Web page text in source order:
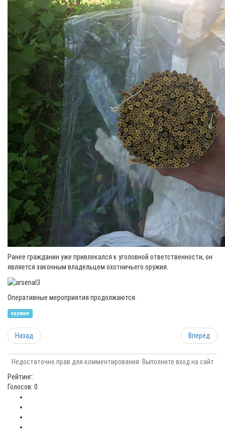
Ранее гражданин уже привлекался к уголовной ответственности, он
является законным владельцем охотничьего оружия.
Оперативные мероприятия продолжаются.
оружие
Назад Вперёд
Недостаточно прав для комментирования. Выполните вход на сайт
Рейтинг:
Голосов: 0